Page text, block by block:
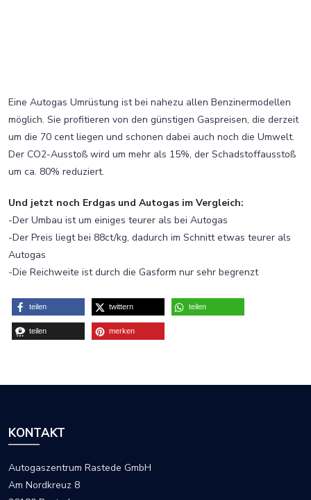
Eine Autogas Umrüstung ist bei nahezu allen Benzinermodellen
möglich. Sie profitieren von den günstigen Gaspreisen, die derzeit
um die 70 cent liegen und schonen dabei auch noch die Umwelt.
Der CO2-Ausstoß wird um mehr als 15%, der Schadstoffausstoß
um ca. 80% reduziert.
Und jetzt noch Erdgas und Autogas im Vergleich:
-Der Umbau ist um einiges teurer als bei Autogas
-Der Preis liegt bei 88ct/kg, dadurch im Schnitt etwas teurer als
Autogas
-Die Reichweite ist durch die Gasform nur sehr begrenzt
teilen twittern teilen
teilen merken
KONTAKT
Autogaszentrum Rastede GmbH
Am Nordkreuz 8